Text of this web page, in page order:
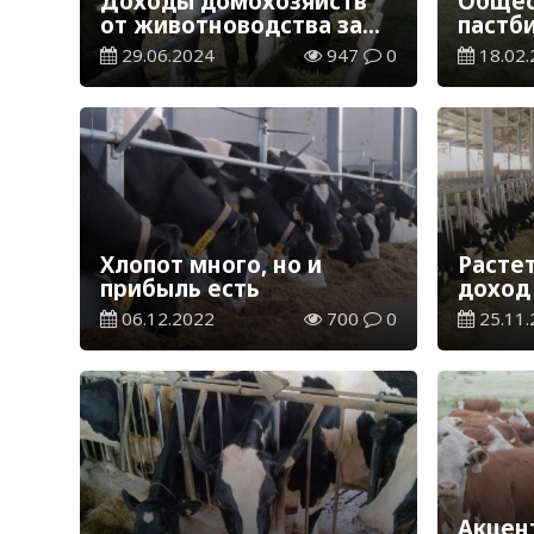
от животноводства за
год снизились на 26% в
РК
29.06.2024 947 0
Хлопот много, но и
прибыль есть
06.12.2022 700 0
доход